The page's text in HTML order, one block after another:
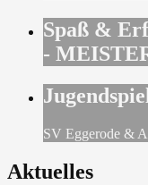
Spaß &
-
SV Eggerode &
Aktuelles